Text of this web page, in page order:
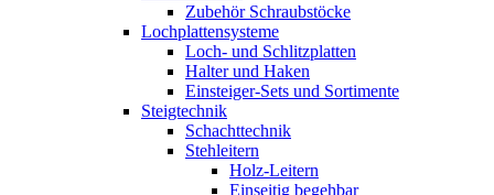
Zubehör Schraubstöcke
Lochplattensysteme
Loch- und Schlitzplatten
Halter und Haken
Einsteiger-Sets und Sortimente
Steigtechnik
Schachttechnik
Stehleitern
Holz-Leitern
Einseitig begehbar